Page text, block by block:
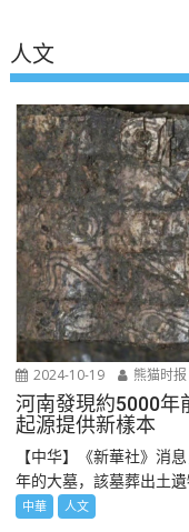
人文
2024-10-19 熊猫时报
河南發現約5000
起源提供新樣本
【中华】《新華社》消
年的大墓，該墓葬出土
中華 人文